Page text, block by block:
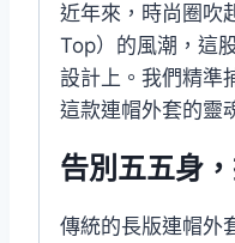
近年來，時尚圈吹
Top）的風潮，這
設計上。我們精準
這款連帽外套的靈
告別五五身
傳統的長版連帽外